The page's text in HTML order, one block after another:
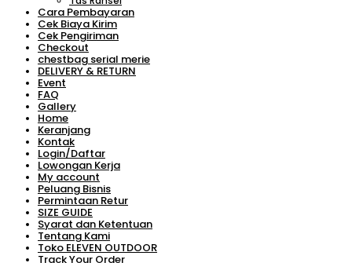
Cara Pembayaran
Cek Biaya Kirim
Cek Pengiriman
Checkout
chestbag serial merie
DELIVERY & RETURN
Event
FAQ
Gallery
Home
Keranjang
Kontak
Login/Daftar
Lowongan Kerja
My account
Peluang Bisnis
Permintaan Retur
SIZE GUIDE
Syarat dan Ketentuan
Tentang Kami
Toko ELEVEN OUTDOOR
Track Your Order